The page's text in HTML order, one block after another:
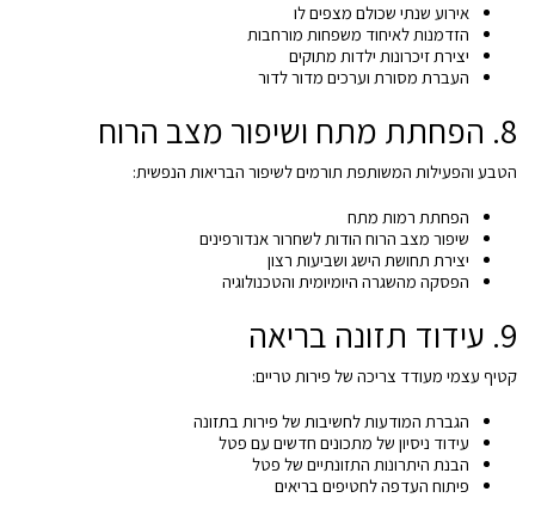
אירוע שנתי שכולם מצפים לו
הזדמנות לאיחוד משפחות מורחבות
יצירת זיכרונות ילדות מתוקים
העברת מסורת וערכים מדור לדור
8. הפחתת מתח ושיפור מצב הרוח
הטבע והפעילות המשותפת תורמים לשיפור הבריאות הנפשית:
הפחתת רמות מתח
שיפור מצב הרוח הודות לשחרור אנדורפינים
יצירת תחושת הישג ושביעות רצון
הפסקה מהשגרה היומיומית והטכנולוגיה
9. עידוד תזונה בריאה
קטיף עצמי מעודד צריכה של פירות טריים:
הגברת המודעות לחשיבות של פירות בתזונה
עידוד ניסיון של מתכונים חדשים עם פטל
הבנת היתרונות התזונתיים של פטל
פיתוח העדפה לחטיפים בריאים